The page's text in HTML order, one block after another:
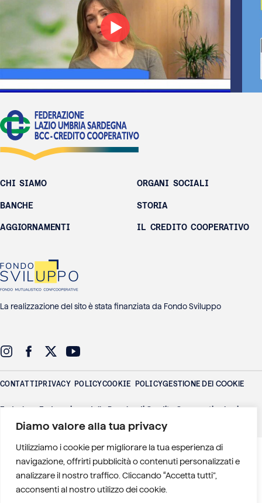
Diamo valore alla tua privacy
Utilizziamo i cookie per migliorare la tua esperienza di
navigazione, offrirti pubblicità o contenuti personalizzati e
analizzare il nostro traffico. Cliccando “Accetta tutti”,
acconsenti al nostro utilizzo dei cookie.
CHI SIAMO
BANCHE
AGGIORNAMENTI
ORGANI SOCIALI
STORIA
IL CREDITO COOPERATIVO
La realizzazione del sito è stata finanziata da Fondo Sviluppo
CONTATTIPRIVACY POLICYCOOKIE POLICYGESTIONE DEI COOKIE
Federlus - Federazione delle Banche di Credito Cooperativo Lazio
Umbria Sardegna
P.IVA: 01016771006 - Via Adige 26 - 00198 Roma